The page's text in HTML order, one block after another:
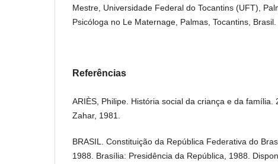
Mestre, Universidade Federal do Tocantins (UFT),
Psicóloga no Le Maternage, Palmas, Tocantins, Brasil.
Referências
ARIÈS, Philipe. História social da criança e da família.
Zahar, 1981.
BRASIL. Constituição da República Federativa do
1988. Brasília: Presidência da República, 1988.